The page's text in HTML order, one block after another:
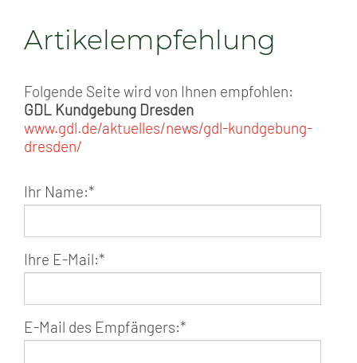
Artikelempfehlung
Folgende Seite wird von Ihnen empfohlen:
GDL Kundgebung Dresden
www.gdl.de/aktuelles/news/gdl-kundgebung-
dresden/
Ihr Name:*
Ihre E-Mail:*
E-Mail des Empfängers:*